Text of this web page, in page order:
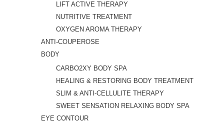
LIFT ACTIVE THERAPY
NUTRITIVE TREATMENT
OXYGEN AROMA THERAPY
ANTI-COUPEROSE
BODY
CARBO2XY BODY SPA
HEALING & RESTORING BODY TREATMENT
SLIM & ANTI-CELLULITE THERAPY
SWEET SENSATION RELAXING BODY SPA
EYE CONTOUR